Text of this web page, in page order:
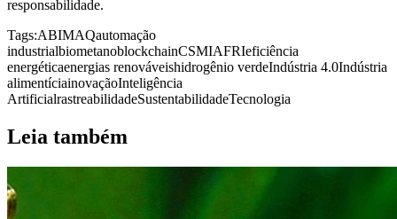
responsabilidade.
Tags:ABIMAQautomação
industrialbiometanoblockchainCSMIAFRIeficiência
energéticaenergias renováveishidrogênio verdeIndústria 4.0Indústria
alimentíciainovaçãoInteligência
ArtificialrastreabilidadeSustentabilidadeTecnologia
Leia também